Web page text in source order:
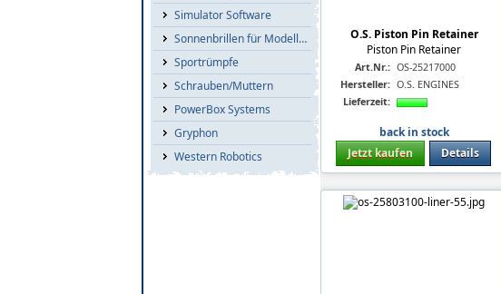
Simulator Software
Sonnenbrillen für Modellflieger
Sportrümpfe
Schrauben/Muttern
PowerBox Systems
Gryphon
Western Robotics
O.S. Piston Pin Retainer
Piston Pin Retainer
Art.Nr.: OS-25217000
Hersteller: O.S. ENGINES
Lieferzeit:
back in stock
Jetzt kaufen
Details